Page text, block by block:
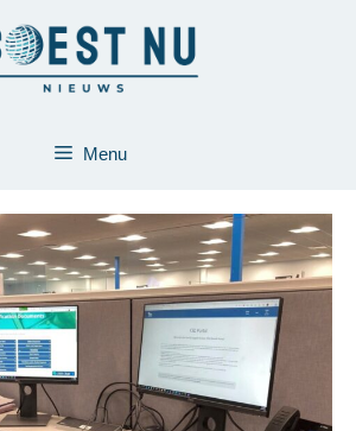
Menu